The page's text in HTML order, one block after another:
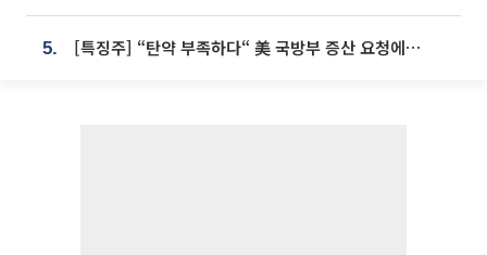
5. [특징주] “탄약 부족하다“ 美 국방부 증산 요청에⋯국내 방산주 급등세